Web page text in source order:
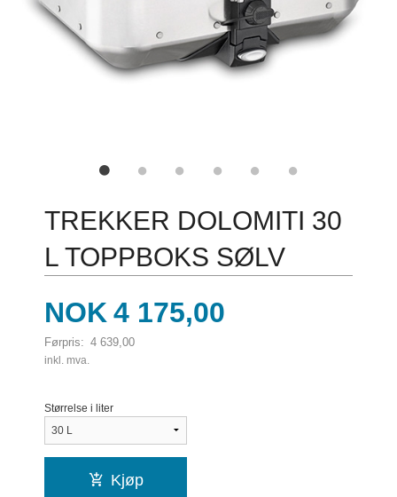
TREKKER DOLOMITI 30
L TOPPBOKS SØLV
Tilbud
NOK 4 175,00
Førpris: 4 639,00
Rabatt
inkl. mva.
Størrelse i liter
Kjøp